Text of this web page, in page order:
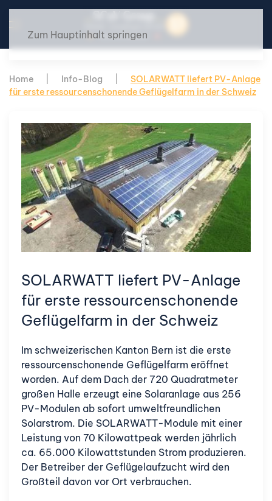
Zum Hauptinhalt springen
Home Info-Blog
SOLARWATT liefert PV-Anlage
für erste ressourcenschonende Geflügelfarm in der Schweiz
SOLARWATT liefert PV-Anlage
für erste ressourcenschonende
Geflügelfarm in der Schweiz
Im schweizerischen Kanton Bern ist die erste
ressourcenschonende Geflügelfarm eröffnet
worden. Auf dem Dach der 720 Quadratmeter
großen Halle erzeugt eine Solaranlage aus 256
PV-Modulen ab sofort umweltfreundlichen
Solarstrom. Die SOLARWATT-Module mit einer
Leistung von 70 Kilowattpeak werden jährlich
ca. 65.000 Kilowattstunden Strom produzieren.
Der Betreiber der Geflügelaufzucht wird den
Großteil davon vor Ort verbrauchen.